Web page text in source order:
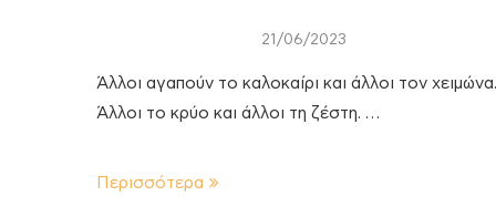
21/06/2023
Άλλοι αγαπούν το καλοκαίρι και άλλοι τον χειμώνα.
Άλλοι το κρύο και άλλοι τη ζέστη. …
Περισσότερα